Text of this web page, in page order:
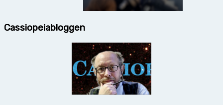
Cassiopeiabloggen